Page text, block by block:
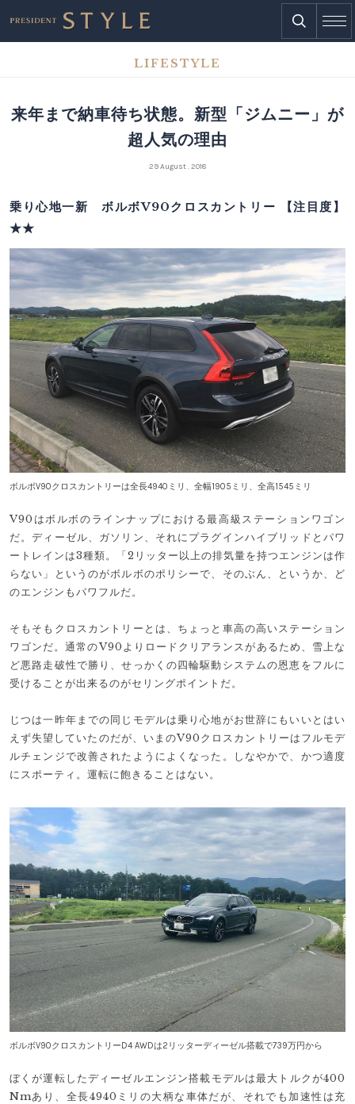
LIFESTYLE
来年まで納車待ち状態。新型「ジムニー」が
超人気の理由
29 August . 2018
乗り心地一新 ボルボV90クロスカントリー 【注目度】
★★
ボルボV90クロスカントリーは全長4940ミリ、全幅1905ミリ、全高1545ミリ
V90はボルボのラインナップにおける最高級ステーションワゴン
だ。ディーゼル、ガソリン、それにプラグインハイブリッドとパワ
ートレインは3種類。「2リッター以上の排気量を持つエンジンは作
らない」というのがボルボのポリシーで、そのぶん、というか、ど
のエンジンもパワフルだ。
そもそもクロスカントリーとは、ちょっと車高の高いステーション
ワゴンだ。通常のV90よりロードクリアランスがあるため、雪上な
ど悪路走破性で勝り、せっかくの四輪駆動システムの恩恵をフルに
受けることが出来るのがセリングポイントだ。
じつは一昨年までの同じモデルは乗り心地がお世辞にもいいとはい
えず失望していたのだが、いまのV90クロスカントリーはフルモデ
ルチェンジで改善されたようによくなった。しなやかで、かつ適度
にスポーティ。運転に飽きることはない。
ボルボV90クロスカントリーD4 AWDは2リッターディーゼル搭載で739万円から
ぼくが運転したディーゼルエンジン搭載モデルは最大トルクが400
Nmあり、全長4940ミリの大柄な車体だが、それでも加速性は充